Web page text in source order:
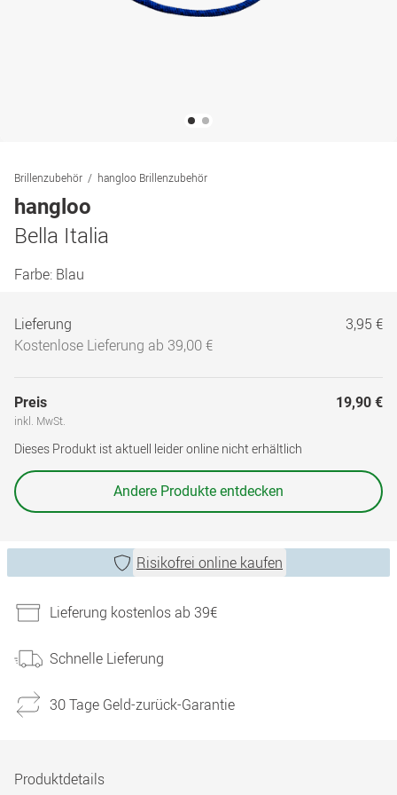
Brillenzubehör hangloo Brillenzubehör
hangloo
Bella Italia
Farbe: Blau
Lieferung
3,95 €
Kostenlose Lieferung ab 39,00 €
Preis
inkl. MwSt.
19,90 €
Dieses Produkt ist aktuell leider online nicht erhältlich
Andere Produkte entdecken
Risikofrei online kaufen
Lieferung kostenlos ab 39€
Schnelle Lieferung
30 Tage Geld-zurück-Garantie
Produktdetails